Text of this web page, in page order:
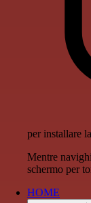
per installare
Mentre
schermo per
HOME